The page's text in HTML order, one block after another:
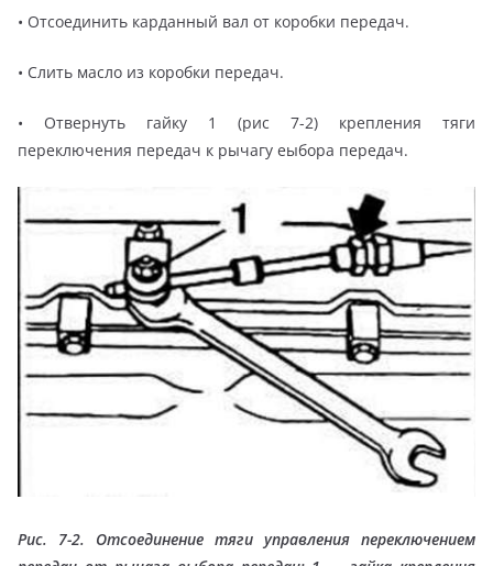
• Отсоединить карданный вал от коробки передач.
• Слить масло из коробки передач.
• Отвернуть гайку 1 (рис 7-2) крепления тяги
переключения передач к рычагу еыбора передач.
Рис. 7-2. Отсоединение тяги управления переключением